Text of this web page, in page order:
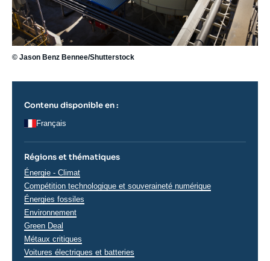
© Jason Benz Bennee/Shutterstock
Contenu disponible en :
Français
Régions et thématiques
Thématiques
analyses
Énergie - Climat
Compétition technologique et souveraineté numérique
Énergies fossiles
Environnement
Green Deal
Métaux critiques
Voitures électriques et batteries